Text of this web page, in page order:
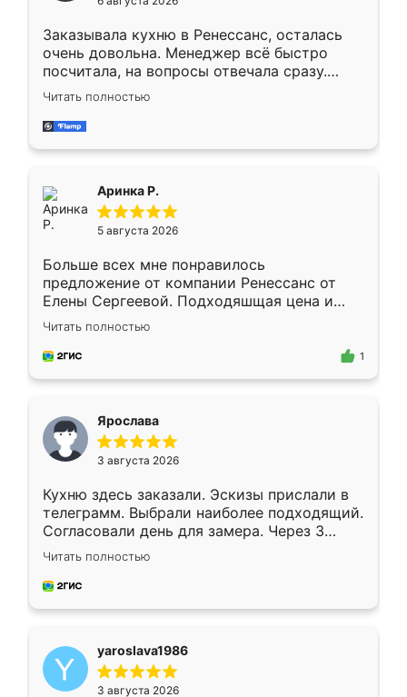
мебели буду заказывать только здесь.
Заказывала кухню в Ренессанс, осталась
очень довольна. Менеджер всё быстро
посчитала, на вопросы отвечала сразу.
Замерщик приехал в субботу, подошёл к
делу со всей ответственностью. Собрали
за день, ребята работали аккуратно, даже
Читать полностью
Аринка Р.
5 августа 2026
Больше всех мне понравилось
предложение от компании Ренессанс от
Елены Сергеевой. Подходяшщая цена и
короткие сроки изготовления. Приехавший
для замера сотрудник Владислав
предложил по моему эскизу самый
Читать полностью
1
Ярослава
3 августа 2026
Кухню здесь заказали. Эскизы прислали в
телеграмм. Выбрали наиболее подходящий.
Согласовали день для замера. Через 3
недели кухня была уже готова. Остались
довольны работой. Спасибо Ренессанс
мебель за качественную работу!
Читать полностью
yaroslava1986
3 августа 2026